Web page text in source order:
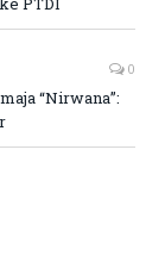
0
“Nirwana”: